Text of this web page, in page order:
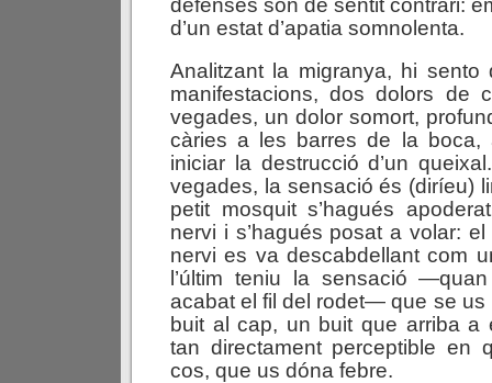
defenses són de sentit contrari:
d’un estat d’apatia somnolenta.
Analitzant la migranya, hi sento
manifestacions, dos dolors de
vegades, un dolor somort,
càries a les barres de la boca,
iniciar la destrucció d’un
vegades, la sensació és (diríeu)
petit mosquit s’hagués
nervi i s’hagués posat a volar: el
nervi es va descabdellant com
l’últim teniu la sensació
acabat el fil del rodet— que se us
buit al cap, un buit que arriba a
tan directament perceptible en
cos, que us dóna febre.